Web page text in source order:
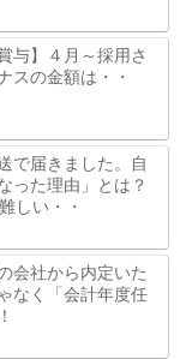
与】４月～採用さ
スの金額は・・
で届きました。自
った理由」とは？
しい・・
会社から内定いた
なく「会計年度任